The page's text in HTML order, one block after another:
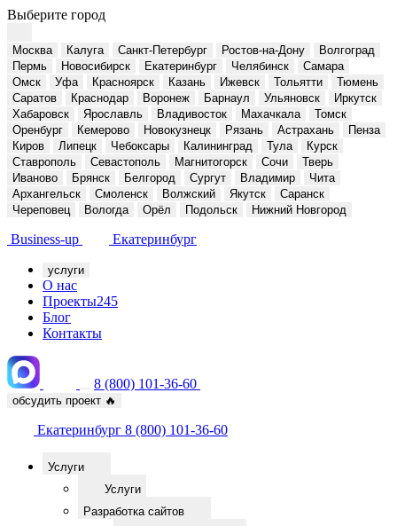
Выберите город
Москва Калуга Санкт-Петербург Ростов-на-Дону
Волгоград
Пермь
Новосибирск Екатеринбург Челябинск
Самара
Омск
Уфа Красноярск Казань Ижевск Тольятти
Тюмень
Саратов
Краснодар Воронеж Барнаул Ульяновск
Иркутск
Хабаровск
Ярославль Владивосток Махачкала
Томск
Оренбург
Кемерово Новокузнецк Рязань Астрахань
Пенза
Киров
Липецк Чебоксары Калининград Тула
Курск
Ставрополь
Севастополь Магнитогорск Сочи
Тверь
Иваново
Брянск Белгород Сургут Владимир
Чита
Архангельск
Смоленск Волжский Якутск
Саранск
Череповец
Вологда Орёл Подольск Нижний Новгород
Business-up Екатеринбург
услуги
О нас
Проекты245
Блог
Контакты
8 (800) 101-36-60
обсудить проект 🔥
Екатеринбург 8 (800) 101-36-60
Услуги
Услуги
Разработка сайтов